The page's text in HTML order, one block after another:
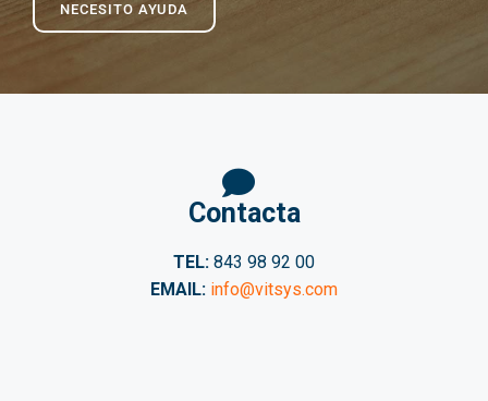
NECESITO AYUDA
Contacta
TEL: 843 98 92 00
EMAIL: info@vitsys.com